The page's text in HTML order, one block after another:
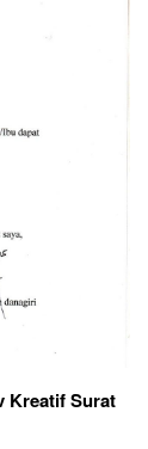
Kreatif Surat